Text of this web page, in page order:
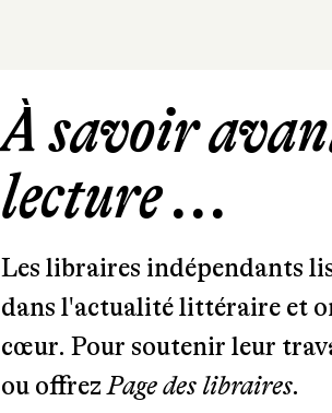
À savoir
lecture ...
Les libraires indépendants
dans l'actualité littéraire et
cœur. Pour soutenir leur
ou offrezPage des libraires.